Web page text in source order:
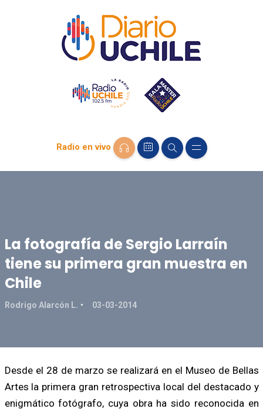
Radio en vivo
La fotografía de Sergio Larraín
tiene su primera gran muestra en
Chile
Rodrigo Alarcón L. 03-03-2014
Desde el 28 de marzo se realizará en el Museo de Bellas
Artes la primera gran retrospectiva local del destacado y
enigmático fotógrafo, cuya obra ha sido reconocida en